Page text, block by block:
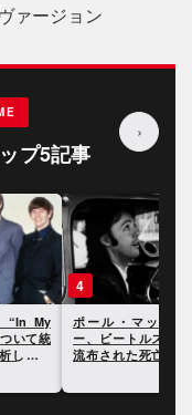
ァージョン
プ5記事
›
ートニ
散時に
につい
5
ビートルズ、ソニ
クチャーズによって
公認伝記映画が公